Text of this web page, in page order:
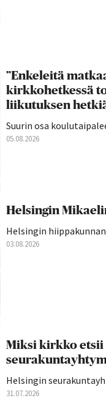
”Enkeleitä
kirkkohetkessä
liikutuksen
Suurin osa
05.08.2026
Helsingin
Helsingin
03.08.2026
Miksi kirkko etsii
Helsingin
31.07.2026